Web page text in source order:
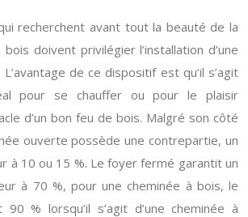
recherchent avant tout la beauté de la
doivent privilégier l’installation d’une
de ce dispositif est qu’il s’agit
pour se chauffer ou pour le plaisir
d’un bon feu de bois. Malgré son côté
ouverte possède une contrepartie, un
à 10 ou 15 %. Le foyer fermé garantit un
à 70 %, pour une cheminée à bois, le
% lorsqu’il s’agit d’une cheminée à